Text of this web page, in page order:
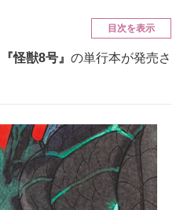
目次を表示
『怪獣8号』 の単行本が発売さ